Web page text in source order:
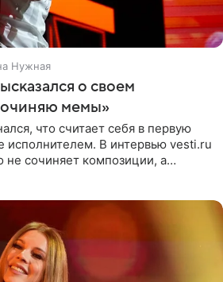
Нужная
о своем
мемы»
что считает себя в первую
исполнителем. В интервью vesti.ru
не сочиняет композиции, а